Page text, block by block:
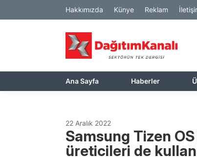
Hakkımızda Künye Reklam
Ana Sayfa Haberler
22 Aralık 2022
Samsung Tizen
üreticileri de